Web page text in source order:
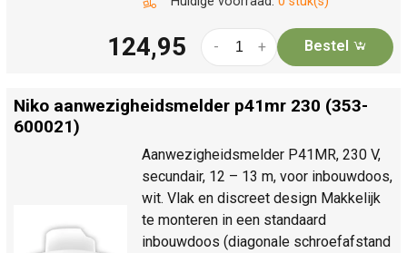
124,95 +
- Bestel
Niko aanwezigheidsmelder p41mr 230 (353-
600021)
Aanwezigheidsmelder P41MR, 230 V,
secundair, 12 – 13 m, voor inbouwdoos,
wit. Vlak en discreet design Makkelijk
te monteren in een standaard
inbouwdoos (diagonale schroefafstand